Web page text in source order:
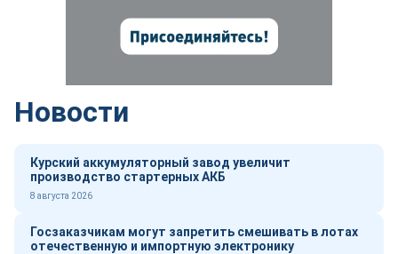
Новости
Курский аккумуляторный завод увеличит
производство стартерных АКБ
8 августа 2026
Госзаказчикам могут запретить смешивать в лотах
отечественную и импортную электронику